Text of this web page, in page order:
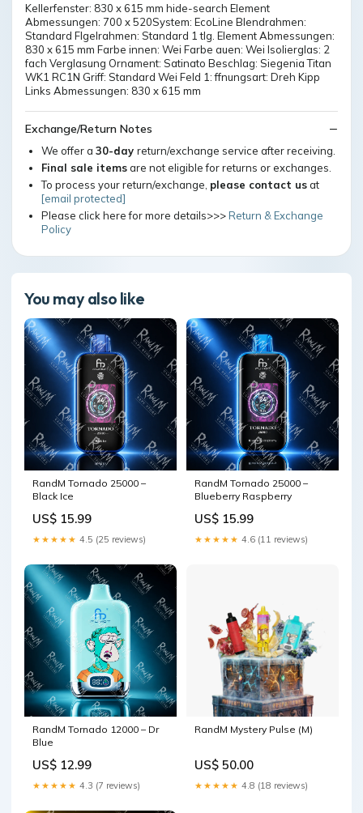
Kellerfenster: 830 x 615 mm hide-search Element
Abmessungen: 700 x 520System: EcoLine Blendrahmen:
Standard Flgelrahmen: Standard 1 tlg. Element Abmessungen:
830 x 615 mm Farbe innen: Wei Farbe auen: Wei Isolierglas: 2
fach Verglasung Ornament: Satinato Beschlag: Siegenia Titan
WK1 RC1N Griff: Standard Wei Feld 1: ffnungsart: Dreh Kipp
Links Abmessungen: 830 x 615 mm
Exchange/Return Notes
We offer a 30-day return/exchange service after receiving.
Final sale itemsare not eligible for returns or exchanges.
To process your return/exchange, please contact usat
[email protected]
Please click here for more details>>>Return & Exchange
Policy
You may also like
RandM Tornado 25000 –
Black Ice
US$ 15.99
★★★★★ 4.5 (25 reviews)
RandM Tornado 25000 –
Blueberry Raspberry
US$ 15.99
★★★★★ 4.6 (11 reviews)
RandM Tornado 12000 – Dr
Blue
US$ 12.99
★★★★★ 4.3 (7 reviews)
RandM Mystery Pulse (M)
US$ 50.00
★★★★★ 4.8 (18 reviews)